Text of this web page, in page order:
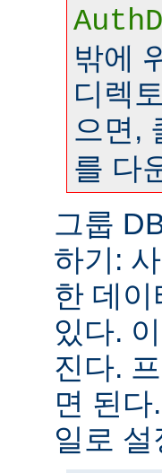
밖에
디렉
으면,
를 다
그룹
하기:
한 데
있다.
진다.
면 된
일로